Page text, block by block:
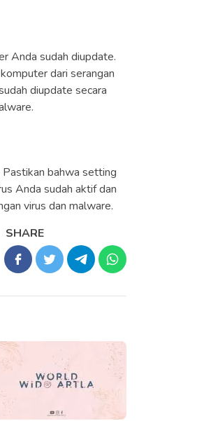
Anda sudah diupdate.
dari serangan
diupdate secara
bahwa setting
Anda sudah aktif dan
virus dan malware.
SHARE